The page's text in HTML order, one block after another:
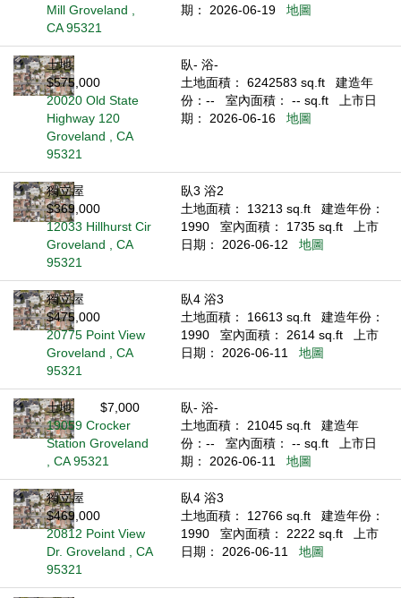
Mill Groveland ,
CA 95321
期： 2026-06-19
地圖
土地
$575,000
20020 Old State
Highway 120
Groveland , CA
95321
臥- 浴-
土地面積： 6242583 sq.ft
建造年
份：--
室內面積： -- sq.ft
上市日
期： 2026-06-16
地圖
獨立屋
$369,000
12033 Hillhurst Cir
Groveland , CA
95321
臥3 浴2
土地面積： 13213 sq.ft
建造年份：
1990
室內面積： 1735 sq.ft
上市
日期： 2026-06-12
地圖
獨立屋
$475,000
20775 Point View
Groveland , CA
95321
臥4 浴3
土地面積： 16613 sq.ft
建造年份：
1990
室內面積： 2614 sq.ft
上市
日期： 2026-06-11
地圖
土地
$7,000
19059 Crocker
Station Groveland
, CA 95321
臥- 浴-
土地面積： 21045 sq.ft
建造年
份：--
室內面積： -- sq.ft
上市日
期： 2026-06-11
地圖
獨立屋
$469,000
20812 Point View
Dr. Groveland , CA
95321
臥4 浴3
土地面積： 12766 sq.ft
建造年份：
1990
室內面積： 2222 sq.ft
上市
日期： 2026-06-11
地圖